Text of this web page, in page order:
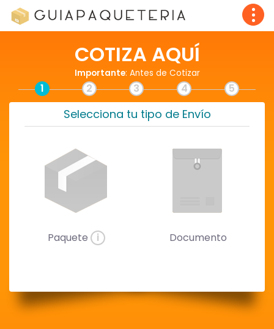
COTIZA AQUÍ
Importante: Antes de Cotizar
1 2 3 4 5
Selecciona tu tipo de Envío
Paquete i Documento